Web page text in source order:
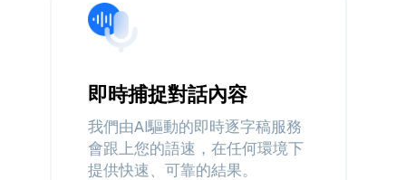
即時捕捉對話內容
我們由AI驅動的即時逐字稿服務
會跟上您的語速，在任何環境下
提供快速、可靠的結果。